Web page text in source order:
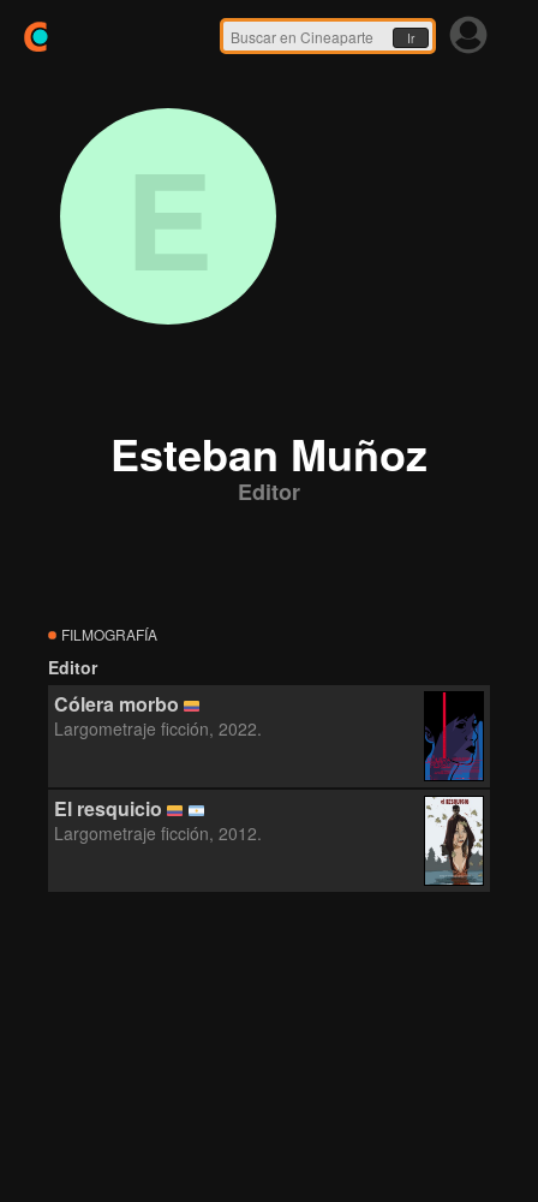
Ir
E
Esteban Muñoz
Editor
FILMOGRAFÍA
Editor
Cólera morbo
Largometraje ficción, 2022.
El resquicio
Largometraje ficción, 2012.